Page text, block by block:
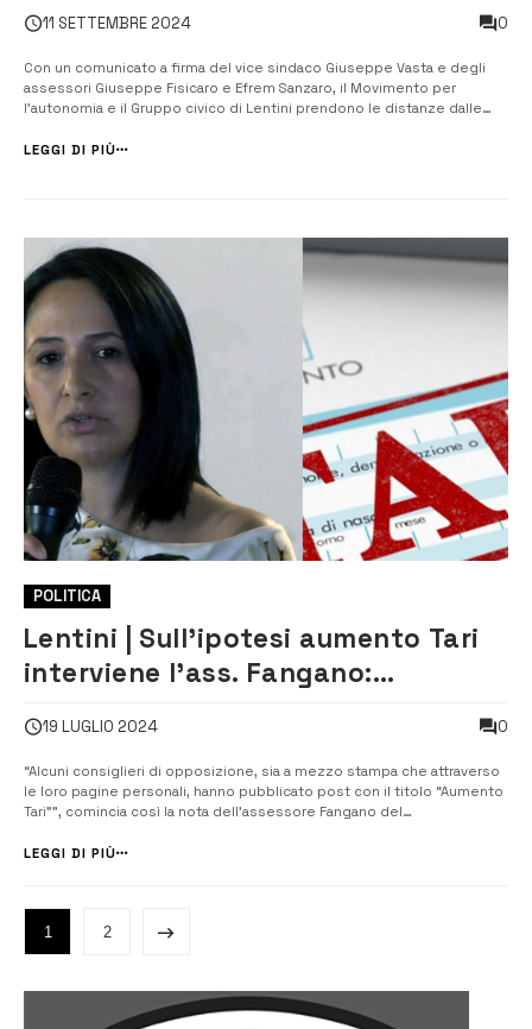
11 SETTEMBRE 2024 0
Con un comunicato a firma del vice sindaco Giuseppe Vasta e degli
assessori Giuseppe Fisicaro e Efrem Sanzaro, il Movimento per
l’autonomia e il Gruppo civico di Lentini prendono le distanze dalle
presidente del circolo di Fratelli d’Italia, Antonio Pino, e dalla ex
LEGGI DI PIÙ
POLITICA
Lentini | Sull’ipotesi aumento Tari
interviene l’ass. Fangano:
19 LUGLIO 2024 0
“Alcuni consiglieri di opposizione, sia a mezzo stampa che attraverso
le loro pagine personali, hanno pubblicato post con il titolo “Aumento
Tari””, comincia così la nota dell’assessore Fangano del
populismo da parte di chi, dopo aver ricoperto per 20 anni...
LEGGI DI PIÙ
1 2